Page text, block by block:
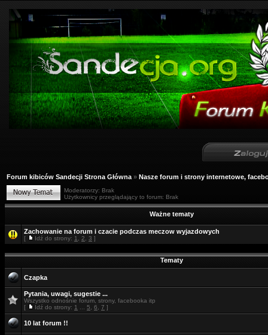
Forum kibiców Sandecji Strona Główna » Nasze forum i strony internetowe,
Moderatorzy: Brak
Użytkownicy przeglądający to forum: Brak
Ważne tematy
Zachowanie na forum i czacie podczas meczow wyjazdowych
[ Idź do strony: 1 2 3 ]
Tematy
Czapka
Pytania, uwagi, sugestie ...
Wszystko odnośnie forum, strony, facebooka itp
[
Idź do strony: 1 5 6 7 ]
10 lat forum !!